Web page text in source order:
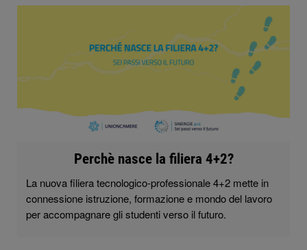
Perchè nasce la filiera 4+2?
La nuova filiera tecnologico-professionale 4+2 mette in
connessione istruzione, formazione e mondo del lavoro
per accompagnare gli studenti verso il futuro.